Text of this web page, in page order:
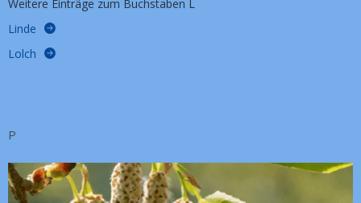
Weitere Einträge zum Buchstaben L
Linde
Lolch
P